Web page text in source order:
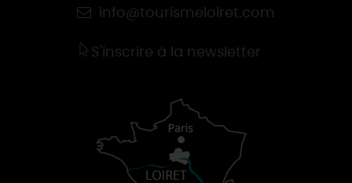
info@tourismeloiret.com
S'inscrire à la newsletter